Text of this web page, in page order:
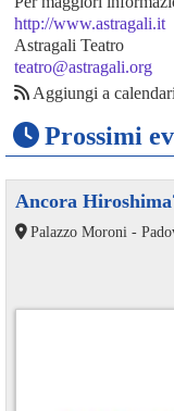
http://www.astragali.it
Astragali Teatro
teatro@astragali.org
Aggiungi a
Prossimi
Ancora
Palazzo Moroni -